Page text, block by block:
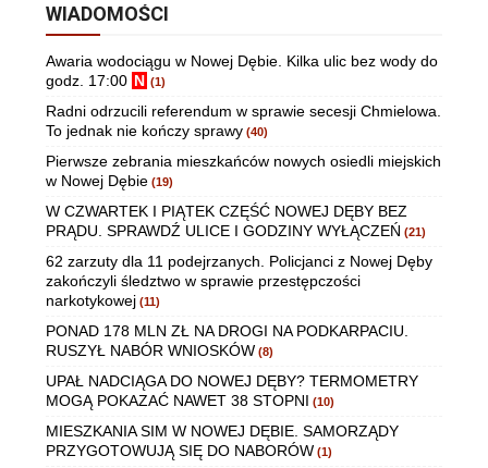
WIADOMOŚCI
Awaria wodociągu w Nowej Dębie. Kilka ulic bez wody do
godz. 17:00 N (1)
Radni odrzucili referendum w sprawie secesji Chmielowa.
To jednak nie kończy sprawy (40)
Pierwsze zebrania mieszkańców nowych osiedli miejskich
w Nowej Dębie (19)
W CZWARTEK I PIĄTEK CZĘŚĆ NOWEJ DĘBY BEZ
PRĄDU. SPRAWDŹ ULICE I GODZINY WYŁĄCZEŃ (21)
62 zarzuty dla 11 podejrzanych. Policjanci z Nowej Dęby
zakończyli śledztwo w sprawie przestępczości
narkotykowej (11)
PONAD 178 MLN ZŁ NA DROGI NA PODKARPACIU.
RUSZYŁ NABÓR WNIOSKÓW (8)
UPAŁ NADCIĄGA DO NOWEJ DĘBY? TERMOMETRY
MOGĄ POKAZAĆ NAWET 38 STOPNI (10)
MIESZKANIA SIM W NOWEJ DĘBIE. SAMORZĄDY
PRZYGOTOWUJĄ SIĘ DO NABORÓW (1)